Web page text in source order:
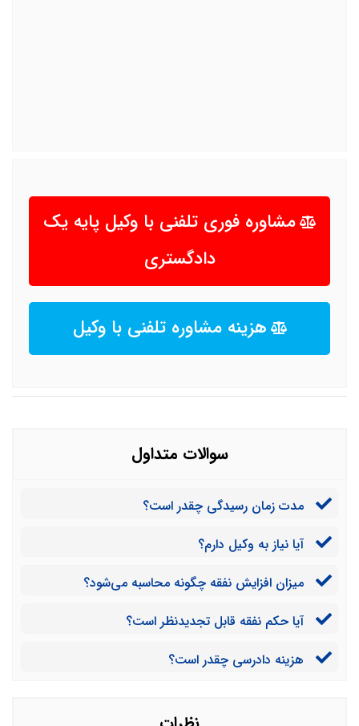
مشاوره فوری تلفنی با وکیل پایه یک
دادگستری
هزینه مشاوره تلفنی با وکیل
سوالات متداول
مدت زمان رسیدگی چقدر است؟
آیا نیاز به وکیل دارم؟
میزان افزایش نفقه چگونه محاسبه می‌شود؟
آیا حکم نفقه قابل تجدیدنظر است؟